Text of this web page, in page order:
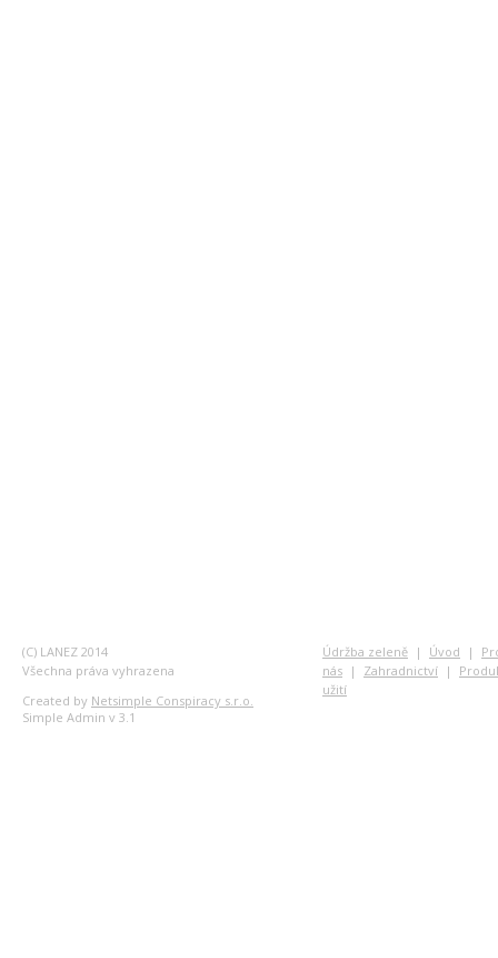
(C) LANEZ 2014
Všechna práva vyhrazena
Created by Netsimple Conspiracy s.r.o.
Simple Admin v 3.1
Údržba zeleně | Úvod |
nás | Zahradnictví |
užití